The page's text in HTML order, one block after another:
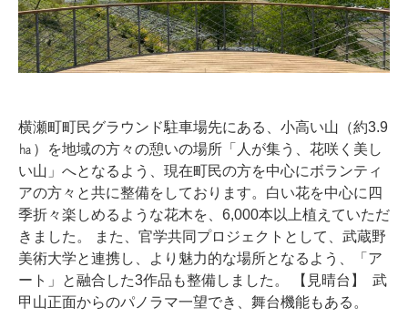
横瀬町町民グラウンド駐車場先にある、小高い山（約3.9
㏊）を地域の方々の憩いの場所「人が集う、花咲く美し
い山」へとなるよう、現在町民の方を中心にボランティ
アの方々と共に整備をしております。白い花を中心に四
季折々楽しめるような花木を、6,000本以上植えていただ
きました。 また、官学共同プロジェクトとして、武蔵野
美術大学と連携し、より魅力的な場所となるよう、「ア
ート」と融合した3作品も整備しました。 【見晴台】
武
甲山正面からのパノラマ一望でき、舞台機能もある。